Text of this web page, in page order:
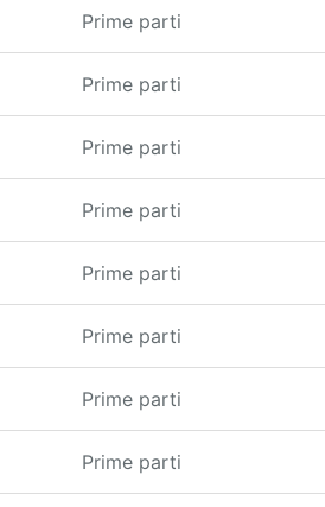
Prime parti
Prime parti
Prime parti
Prime parti
Prime parti
Prime parti
Prime parti
Prime parti